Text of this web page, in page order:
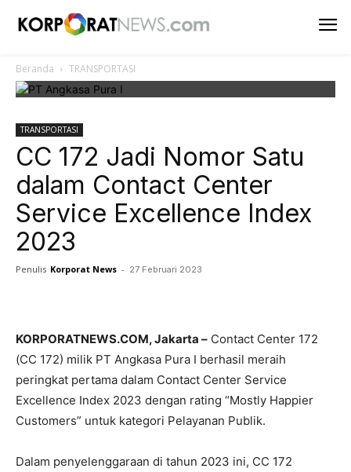
Beranda TRANSPORTASI
TRANSPORTASI
CC 172 Jadi Nomor Satu
dalam Contact Center
Service Excellence Index
2023
Penulis Korporat News - 27 Februari 2023
KORPORATNEWS.COM, Jakarta – Contact Center 172
(CC 172) milik PT Angkasa Pura I berhasil meraih
peringkat pertama dalam Contact Center Service
Excellence Index 2023 dengan rating “Mostly Happier
Customers” untuk kategori Pelayanan Publik.
Dalam penyelenggaraan di tahun 2023 ini, CC 172